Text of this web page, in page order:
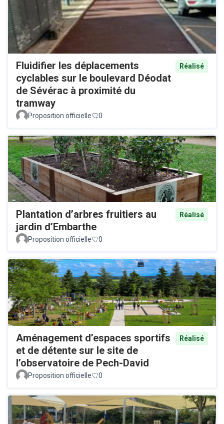
Fluidifier les déplacements
cyclables sur le boulevard Déodat
de Sévérac à proximité du
tramway
Réalisé
Proposition officielle 0
Plantation d’arbres fruitiers au
jardin d’Embarthe
Réalisé
Proposition officielle 0
Aménagement d’espaces sportifs
et de détente sur le site de
l’observatoire de Pech-David
Réalisé
Proposition officielle 0